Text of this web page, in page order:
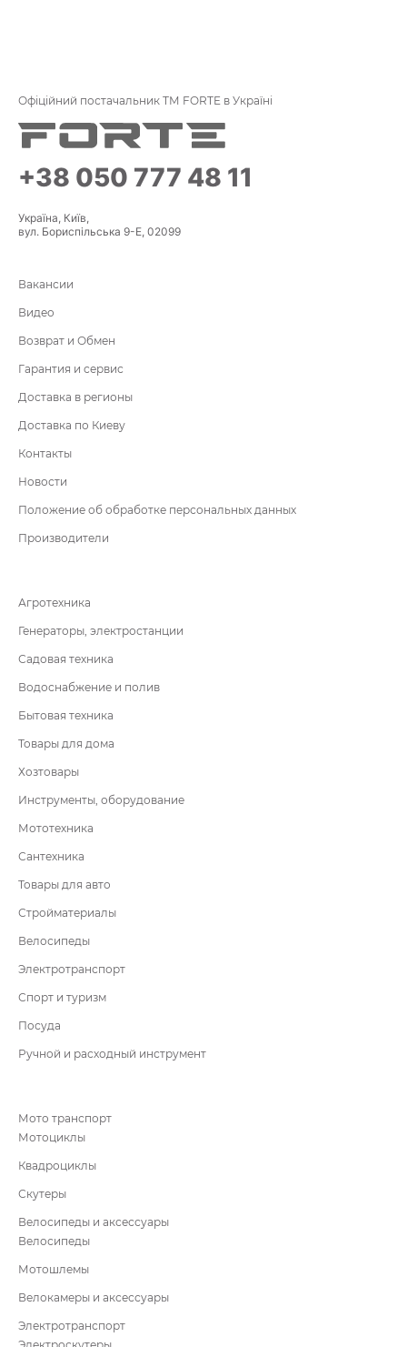
Офіційний постачальник ТМ FORTE в Україні
+38 050 777 48 11
Україна, Київ,
вул. Бориспільська 9-Е, 02099
Вакансии
Видео
Возврат и Обмен
Гарантия и сервис
Доставка в регионы
Доставка по Киеву
Контакты
Новости
Положение об обработке персональных данных
Производители
Агротехника
Генераторы, электростанции
Садовая техника
Водоснабжение и полив
Бытовая техника
Товары для дома
Хозтовары
Инструменты, оборудование
Мототехника
Сантехника
Товары для авто
Стройматериалы
Велосипеды
Электротранспорт
Спорт и туризм
Посуда
Ручной и расходный инструмент
Мото транспорт
Мотоциклы
Квадроциклы
Скутеры
Велосипеды и аксессуары
Велосипеды
Мотошлемы
Велокамеры и аксессуары
Электротранспорт